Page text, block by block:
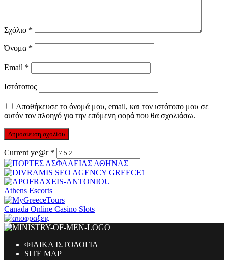
Σχόλιο *
Όνομα *
Email *
Ιστότοπος
Αποθήκευσε το όνομά μου, email, και τον ιστότοπο μου σε
αυτόν τον πλοηγό για την επόμενη φορά που θα σχολιάσω.
Current ye@r *
Athens Escorts
Canada Online Casino Slots
ΦΙΛΙΚΑ ΙΣΤΟΛΟΓΙΑ
SITE MAP